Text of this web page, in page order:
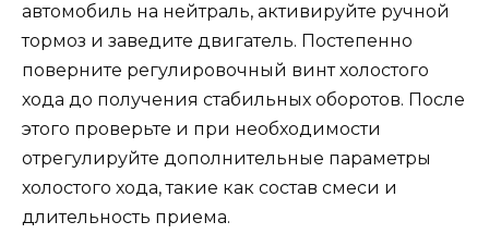
автомобиль на нейтраль, активируйте ручной
тормоз и заведите двигатель. Постепенно
поверните регулировочный винт холостого
хода до получения стабильных оборотов. После
этого проверьте и при необходимости
отрегулируйте дополнительные параметры
холостого хода, такие как состав смеси и
длительность приема.